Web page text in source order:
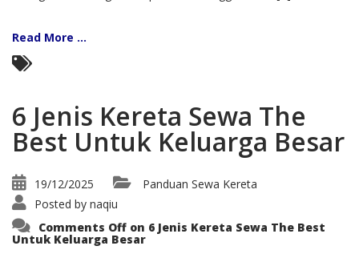
Read More ...
6 Jenis Kereta Sewa The
Best Untuk Keluarga Besar
19/12/2025
Panduan Sewa Kereta
Posted by naqiu
Comments Off on 6 Jenis Kereta Sewa The Best
Untuk Keluarga Besar